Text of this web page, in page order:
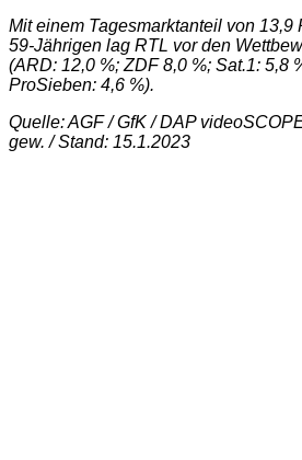
Mit einem Tagesmarktanteil von 13,9
59-Jährigen lag RTL vor den
(ARD: 12,0 %; ZDF 8,0 %; Sat.1: 5,8
ProSieben: 4,6 %).
Quelle: AGF / GfK / DAP
gew. / Stand: 15.1.2023